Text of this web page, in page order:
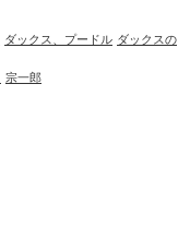
ダックス、プードル ダックスの
宗一郎